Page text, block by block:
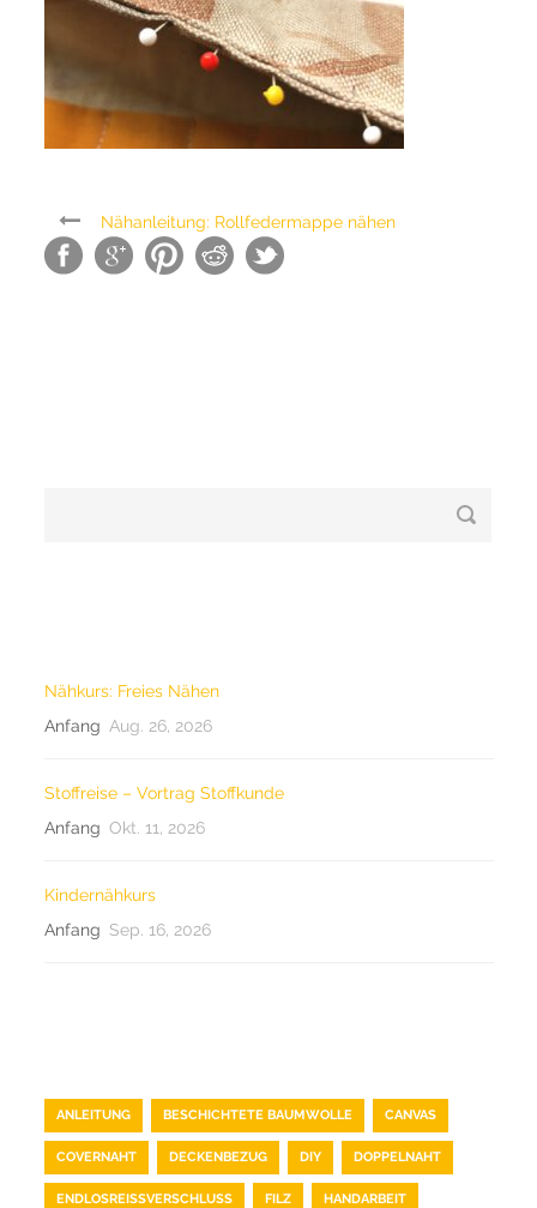
Nähanleitung: Rollfedermappe nähen
Nähkurs: Freies Nähen
Anfang Aug. 26, 2026
Stoffreise – Vortrag Stoffkunde
Anfang Okt. 11, 2026
Kindernähkurs
Anfang Sep. 16, 2026
ANLEITUNG BESCHICHTETE BAUMWOLLE CANVAS
COVERNAHT DECKENBEZUG DIY DOPPELNAHT
ENDLOSREISSVERSCHLUSS FILZ HANDARBEIT